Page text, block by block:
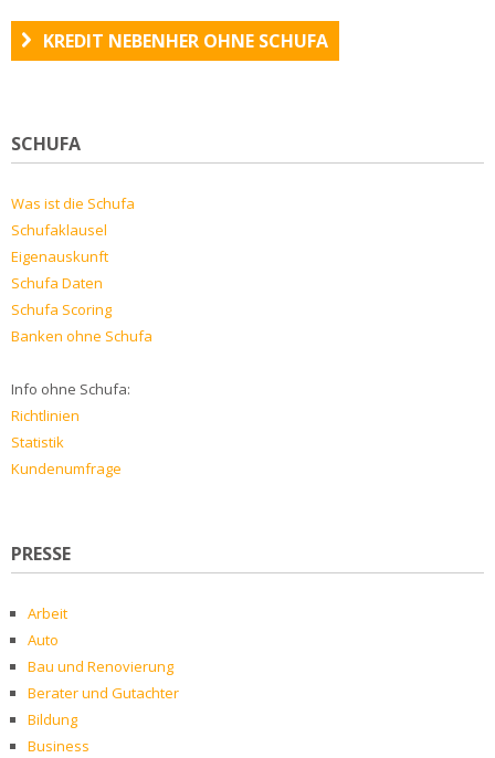
KREDIT NEBENHER OHNE SCHUFA
SCHUFA
Was ist die Schufa
Schufaklausel
Eigenauskunft
Schufa Daten
Schufa Scoring
Banken ohne Schufa
Info ohne Schufa:
Richtlinien
Statistik
Kundenumfrage
PRESSE
Arbeit
Auto
Bau und Renovierung
Berater und Gutachter
Bildung
Business